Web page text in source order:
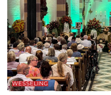
WESSELING